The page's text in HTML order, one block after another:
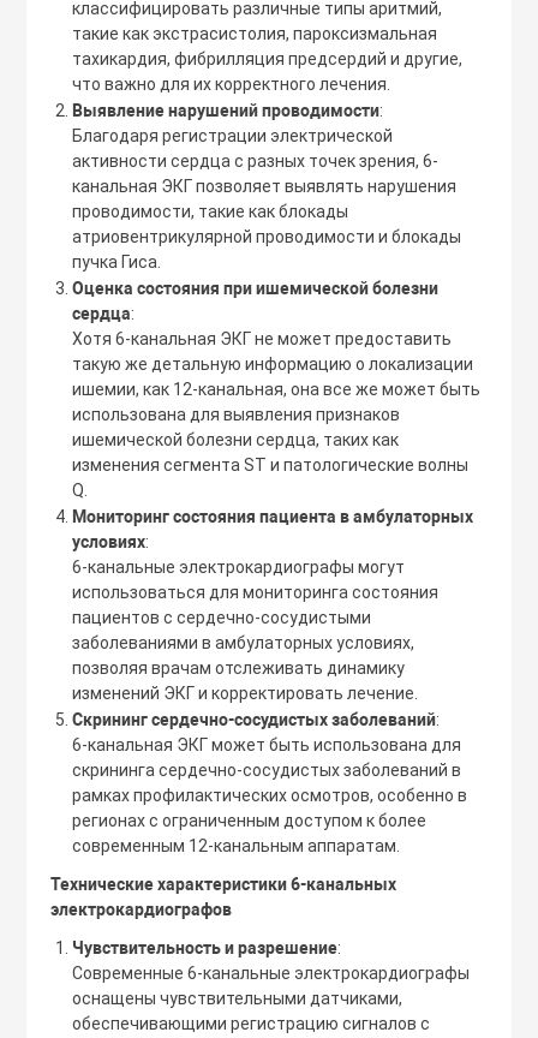
классифицировать различные типы аритмий,
такие как экстрасистолия, пароксизмальная
тахикардия, фибрилляция предсердий и другие,
что важно для их корректного лечения.
Выявление нарушений проводимости:
Благодаря регистрации электрической
активности сердца с разных точек зрения, 6-
канальная ЭКГ позволяет выявлять нарушения
проводимости, такие как блокады
атриовентрикулярной проводимости и блокады
пучка Гиса.
Оценка состояния при ишемической болезни
сердца:
Хотя 6-канальная ЭКГ не может предоставить
такую же детальную информацию о локализации
ишемии, как 12-канальная, она все же может быть
использована для выявления признаков
ишемической болезни сердца, таких как
изменения сегмента ST и патологические волны
Q.
Мониторинг состояния пациента в амбулаторных
условиях:
6-канальные электрокардиографы могут
использоваться для мониторинга состояния
пациентов с сердечно-сосудистыми
заболеваниями в амбулаторных условиях,
позволяя врачам отслеживать динамику
изменений ЭКГ и корректировать лечение.
Скрининг сердечно-сосудистых заболеваний:
6-канальная ЭКГ может быть использована для
скрининга сердечно-сосудистых заболеваний в
рамках профилактических осмотров, особенно в
регионах с ограниченным доступом к более
современным 12-канальным аппаратам.
Технические характеристики 6-канальных
электрокардиографов
Чувствительность и разрешение:
Современные 6-канальные электрокардиографы
оснащены чувствительными датчиками,
обеспечивающими регистрацию сигналов с